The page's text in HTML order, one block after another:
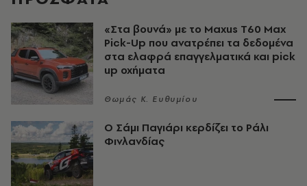
«Στα βουνά» με το Maxus T60 Max
Pick-Up που ανατρέπει τα δεδομένα
στα ελαφρά επαγγελματικά και pick
up οχήματα
Θωμάς K. Ευθυμίου
O Σάμι Παγιάρι κερδίζει το Ράλι
Φινλανδίας